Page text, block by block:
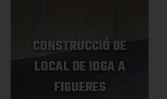
CONSTRUCCIÓ DE
LOCAL DE IOGA A
FIGUERES